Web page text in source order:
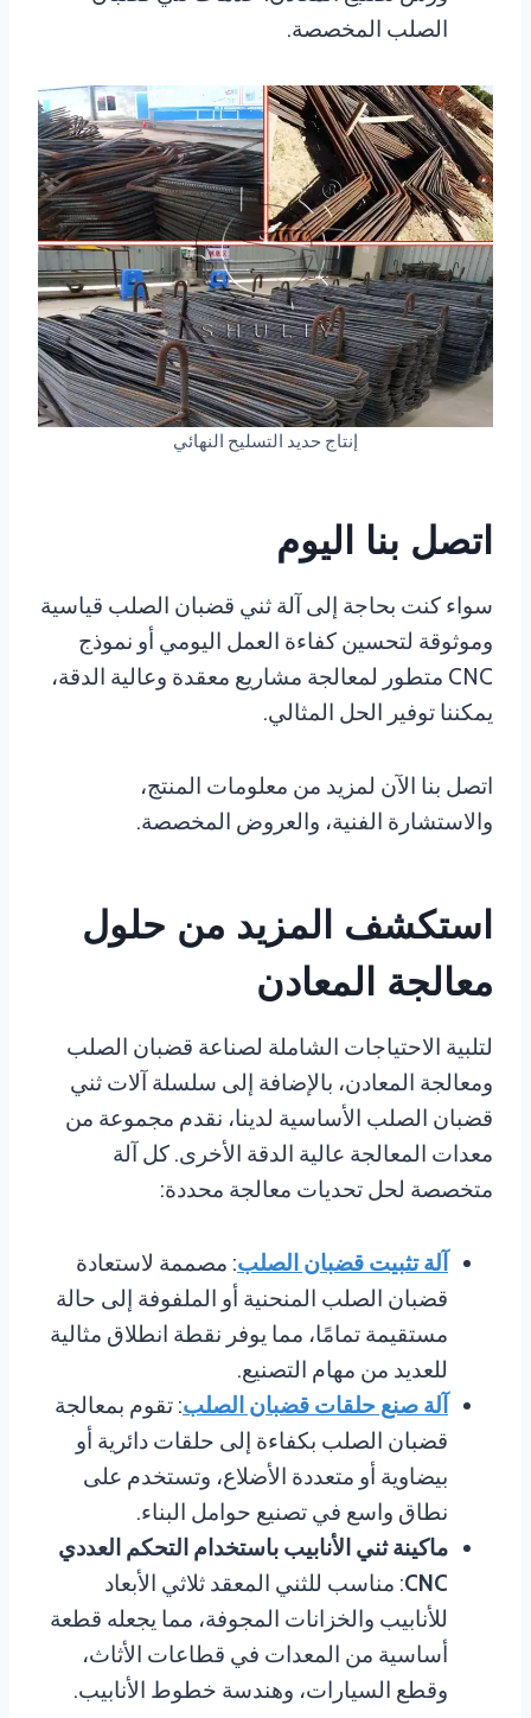
الصلب المخصصة.
إنتاج حديد التسليح النهائي
اتصل بنا اليوم
سواء كنت بحاجة إلى آلة ثني قضبان الصلب قياسية
وموثوقة لتحسين كفاءة العمل اليومي أو نموذج
CNC متطور لمعالجة مشاريع معقدة وعالية الدقة،
يمكننا توفير الحل المثالي.
اتصل بنا الآن لمزيد من معلومات المنتج،
والاستشارة الفنية، والعروض المخصصة.
استكشف المزيد من حلول
معالجة المعادن
لتلبية الاحتياجات الشاملة لصناعة قضبان الصلب
ومعالجة المعادن، بالإضافة إلى سلسلة آلات ثني
قضبان الصلب الأساسية لدينا، نقدم مجموعة من
معدات المعالجة عالية الدقة الأخرى. كل آلة
متخصصة لحل تحديات معالجة محددة:
آلة تثبيت قضبان الصلب: مصممة لاستعادة
قضبان الصلب المنحنية أو الملفوفة إلى حالة
مستقيمة تمامًا، مما يوفر نقطة انطلاق مثالية
للعديد من مهام التصنيع.
آلة صنع حلقات قضبان الصلب: تقوم بمعالجة
قضبان الصلب بكفاءة إلى حلقات دائرية أو
بيضاوية أو متعددة الأضلاع، وتستخدم على
نطاق واسع في تصنيع حوامل البناء.
ماكينة ثني الأنابيب باستخدام التحكم العددي
CNC: مناسب للثني المعقد ثلاثي الأبعاد
للأنابيب والخزانات المجوفة، مما يجعله قطعة
أساسية من المعدات في قطاعات الأثاث،
وقطع السيارات، وهندسة خطوط الأنابيب.